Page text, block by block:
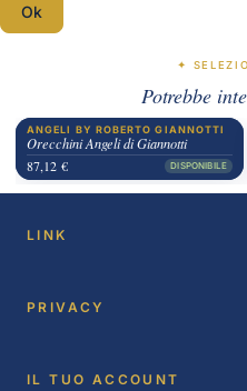
Ok
✦
Potrebbe
ANGELI BY ROBERTO GIANNOTTI
Orecchini Angeli di Giannotti
87,12 €
DISPONIBILE
LINK
PRIVACY
IL TUO ACCOUNT